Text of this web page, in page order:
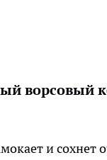
ворсовый
и сохнет